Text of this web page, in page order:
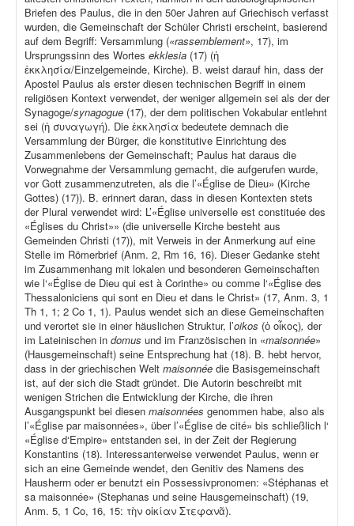
Briefen des Paulus, die in den 50er Jahren auf Griechisch verfasst
wurden, die Gemeinschaft der Schüler Christi erscheint, basierend
auf dem Begriff: Versammlung («rassemblement», 17), im
Ursprungssinn des Wortes ekklesia (17) (ἡ
ἐκκλησία/Einzelgemeinde, Kirche). B. weist darauf hin, dass der
Apostel Paulus als erster diesen technischen Begriff in einem
religiösen Kontext verwendet, der weniger allgemein sei als der der
Synagoge/synagogue (17), der dem politischen Vokabular entlehnt
sei (ἡ συναγωγή). Die ἐκκλησία bedeutete demnach die
Versammlung der Bürger, die konstitutive Einrichtung des
Zusammenlebens der Gemeinschaft; Paulus hat daraus die
Vorwegnahme der Versammlung gemacht, die aufgerufen wurde,
vor Gott zusammenzutreten, als die l’«Église de Dieu» (Kirche
Gottes) (17)). B. erinnert daran, dass in diesen Kontexten stets
der Plural verwendet wird: L’«Église universelle est constituée des
«Églises du Christ»» (die universelle Kirche besteht aus
Gemeinden Christi (17)), mit Verweis in der Anmerkung auf eine
Stelle im Römerbrief (Anm. 2, Rm 16, 16). Dieser Gedanke steht
im Zusammenhang mit lokalen und besonderen Gemeinschaften
wie l‘«Église de Dieu qui est à Corinthe» ou comme l‘«Église des
Thessaloniciens qui sont en Dieu et dans le Christ» (17, Anm. 3, 1
Th 1, 1; 2 Co 1, 1). Paulus wendet sich an diese Gemeinschaften
und verortet sie in einer häuslichen Struktur, l’oikos (ὁ οἶκος), der
im Lateinischen in domus und im Französischen in «maisonnée»
(Hausgemeinschaft) seine Entsprechung hat (18). B. hebt hervor,
dass in der griechischen Welt maisonnée die Basisgemeinschaft
ist, auf der sich die Stadt gründet. Die Autorin beschreibt mit
wenigen Strichen die Entwicklung der Kirche, die ihren
Ausgangspunkt bei diesen maisonnées genommen habe, also als
l’«Église par maisonnées», über l’«Église de cité» bis schließlich l‘
«Église d‘Empire» entstanden sei, in der Zeit der Regierung
Konstantins (18). Interessanterweise verwendet Paulus, wenn er
sich an eine Gemeinde wendet, den Genitiv des Namens des
Hausherrn oder er benutzt ein Possessivpronomen: «Stéphanas et
sa maisonnée» (Stephanas und seine Hausgemeinschaft) (19,
Anm. 5, 1 Co, 16, 15: τὴν οἰκίαν Στεφανᾶ).